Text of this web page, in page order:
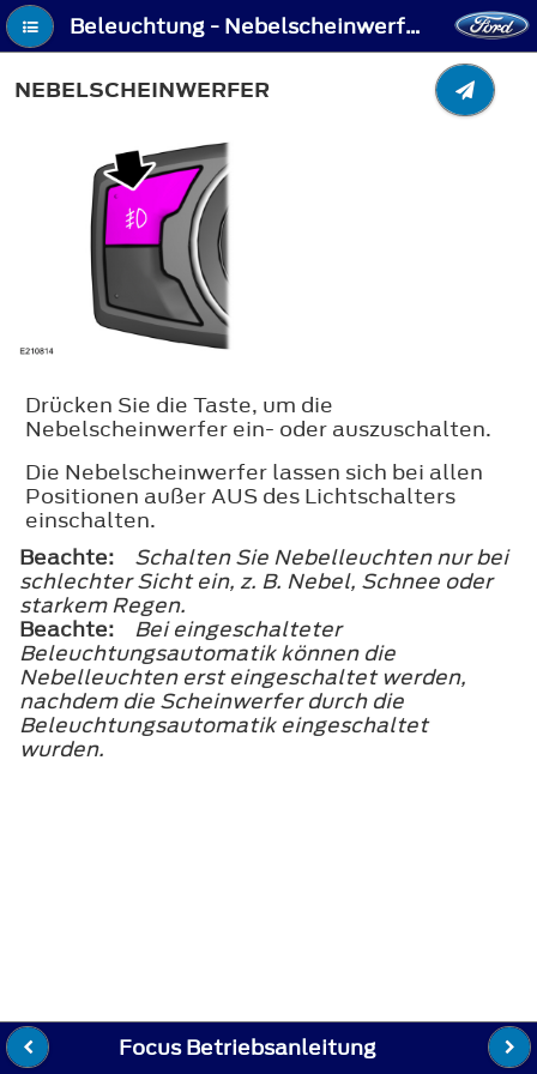
Beleuchtung - Nebelscheinwerfer
NEBELSCHEINWERFER
Drücken Sie die Taste, um die
Nebelscheinwerfer ein- oder auszuschalten.
Die Nebelscheinwerfer lassen sich bei allen
Positionen außer AUS des Lichtschalters
einschalten.
Beachte:
Schalten Sie Nebelleuchten nur bei
schlechter Sicht ein, z. B. Nebel, Schnee oder
starkem Regen.
Beachte:
Bei eingeschalteter
Beleuchtungsautomatik können die
Nebelleuchten erst eingeschaltet werden,
nachdem die Scheinwerfer durch die
Beleuchtungsautomatik eingeschaltet
wurden.
Focus Betriebsanleitung